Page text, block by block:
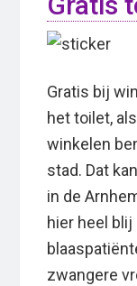
Gratis bij
het toilet,
winkelen
stad. Dat
in de
hier heel
zwangere